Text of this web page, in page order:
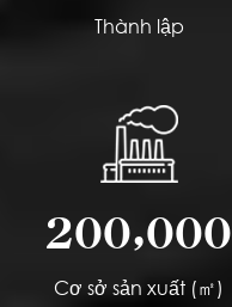
Thành lập
200,000
Cơ sở sản xuất (㎡)